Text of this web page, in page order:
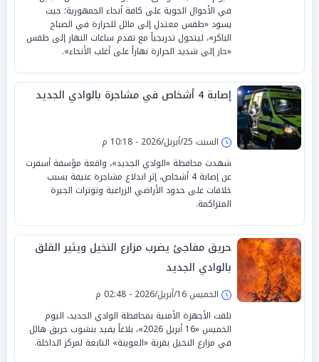
في الأحوال الجوية على كافة أنحاء الجمهورية؛ حيث
يسود «طقس معتدل إلى مائل للحرارة في الصباح
الباكر»، ليتحول تدريجياً مع تقدم ساعات النهار إلى طقس
«حار إلى شديد الحرارة نهاراً على أغلب الأنحاء».
إصابة 4 أشخاص في مشاجرة بالوادي الجديد
السبت 25/أبريل/2026 - 10:18 م
شهدت محافظة «الوادي الجديد»، واقعة مؤسفة أسفرت
عن إصابة 4 أشخاص، إثر اندلاع مشاجرة عنيفة بسبب
خلافات على حدود الأراضي الزراعية وتوترات الجيرة
المتراكمة.
حريق مفاجئ يضرب مزارع النخيل ويثير القلق
بالوادي الجديد
الخميس 16/أبريل/2026 - 02:48 م
تلقت الأجهزة الأمنية بمحافظة الوادي الجديد، اليوم
الخميس «16 أبريل 2026»، بلاغاً يفيد بنشوب حريق هائل
في مزارع النخيل بقرية «العوينة» التابعة لمركز الداخلة.